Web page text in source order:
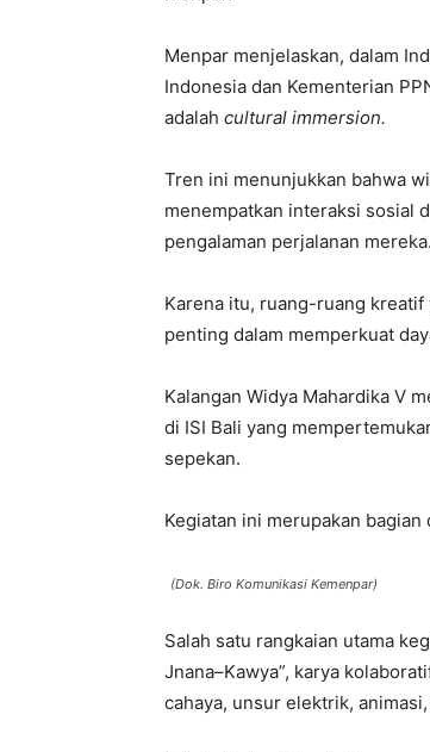
Menpar menjelaskan, dalam
Indonesia dan Kementerian
adalah cultural immersion.
Tren ini menunjukkan bahwa
menempatkan interaksi sosial
pengalaman perjalanan mereka.
Karena itu, ruang-ruang
penting dalam memperkuat
Kalangan Widya Mahardika V
di ISI Bali yang
sepekan.
Kegiatan ini merupakan bagian
(Dok. Biro Komunikasi Kemenpar)
Salah satu rangkaian utama
Jnana–Kawya”, karya
cahaya, unsur elektrik,